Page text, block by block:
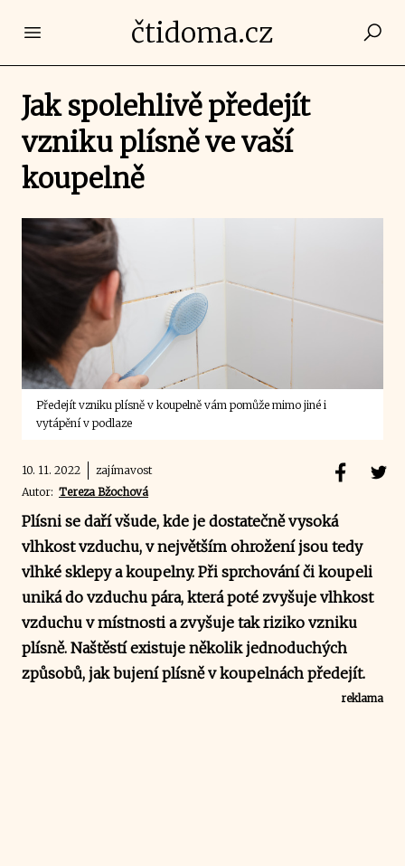
Open main menučtidoma.cz
Jak spolehlivě předejít
vzniku plísně ve vaší
koupelně
Předejít vzniku plísně v koupelně vám pomůže mimo jiné i
vytápění v podlaze
10. 11. 2022
zajímavost
Autor: Tereza Bžochová
Plísni se daří všude, kde je dostatečně vysoká
vlhkost vzduchu, v největším ohrožení jsou tedy
vlhké sklepy a koupelny. Při sprchování či koupeli
uniká do vzduchu pára, která poté zvyšuje vlhkost
vzduchu v místnosti a zvyšuje tak riziko vzniku
plísně. Naštěstí existuje několik jednoduchých
způsobů, jak bujení plísně v koupelnách předejít.
reklama